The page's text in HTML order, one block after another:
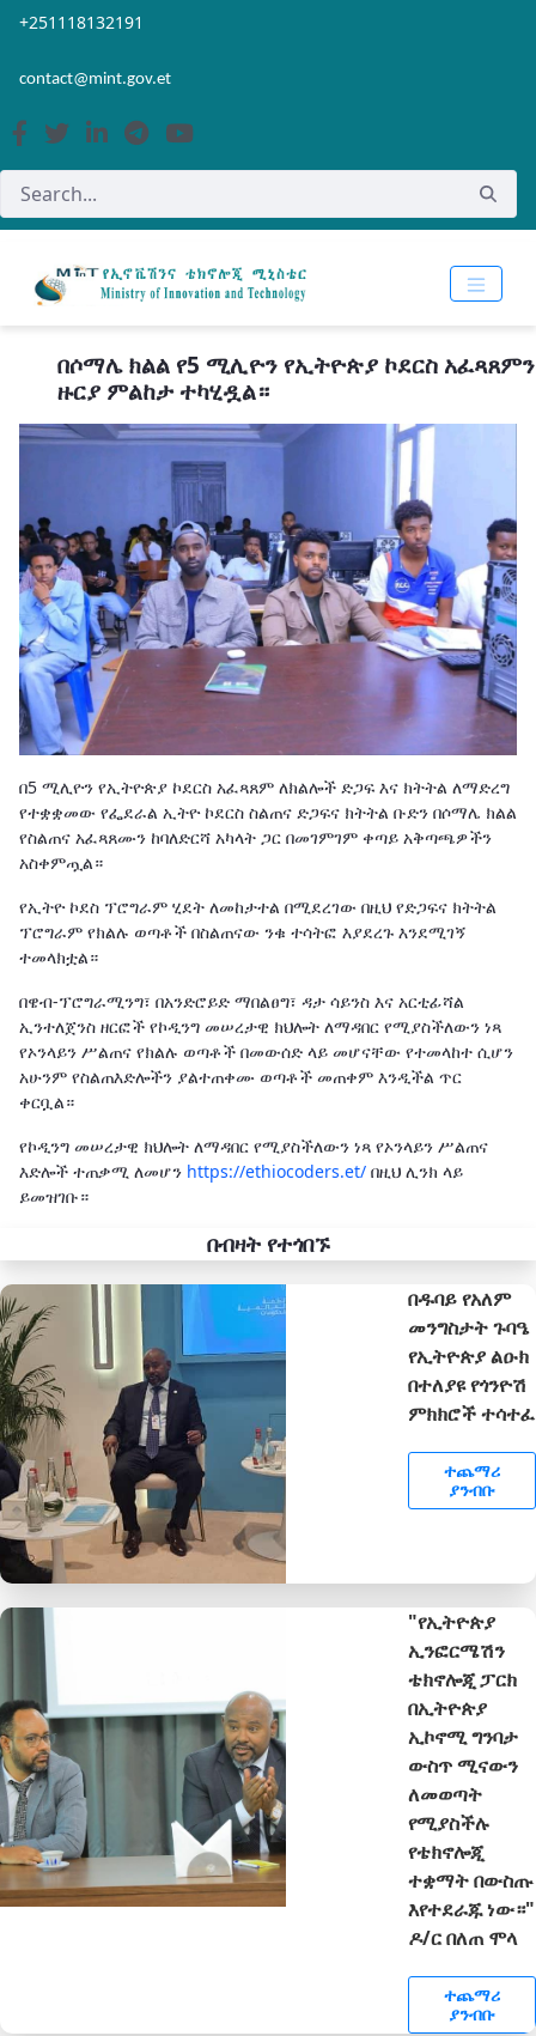
Skip to Main Content
Open Accessibility Menu
+251118132191
contact@mint.gov.et
በሶማሌ ክልል የ5 ሚሊዮን የኢትዮጵያ ኮደርስ አፈጻጸምን
ዙርያ ምልከታ ተካሂዷል።
በ5 ሚሊዮን የኢትዮጵያ ኮደርስ አፈጻጸም ለክልሎች ድጋፍ እና ክትትል ለማድረግ
የተቋቋመው የፌደራል ኢትዮ ኮደርስ ስልጠና ድጋፍና ክትትል ቡድን በሶማሌ ክልል
የስልጠና አፈጻጸሙን ከባለድርሻ አካላት ጋር በመገምገም ቀጣይ አቅጣጫዎችን
አስቀምጧል።
የኢትዮ ኮደስ ፕሮግራም ሂደት ለመከታተል በሚደረገው በዚህ የድጋፍና ክትትል
ፕሮግራም የክልሉ ወጣቶች በስልጠናው ንቁ ተሳትፎ እያደረጉ እንደሚገኝ
ተመላክቷል።
በዌብ-ፕሮግራሚንግ፣ በአንድሮይድ ማበልፀግ፣ ዳታ ሳይንስ እና አርቲፊሻል
ኢንተለጀንስ ዘርፎች የኮዲንግ መሠረታዊ ክህሎት ለማዳበር የሚያስችለውን ነጻ
የኦንላይን ሥልጠና የክልሉ ወጣቶች በመውሰድ ላይ መሆናቸው የተመላከተ ሲሆን
አሁንም የስልጠእድሎችን ያልተጠቀሙ ወጣቶች መጠቀም እንዲችል ጥር
ቀርቧል።
የኮዲንግ መሠረታዊ ክህሎት ለማዳበር የሚያስችለውን ነጻ የኦንላይን ሥልጠና
እድሎች ተጠቃሚ ለመሆን https://ethiocoders.et/ በዚህ ሊንክ ላይ
ይመዝገቡ።
በብዛት የተጎበኙ
በዱባይ የአለም
መንግስታት ጉባዔ
የኢትዮጵያ ልዑክ
በተለያዩ የጎንዮሽ
ምክክሮች ተሳተፈ
ተጨማሪ
ያንብቡ
"የኢትዮጵያ
ኢንፎርሜሽን
ቴክኖሎጂ ፓርክ
በኢትዮጵያ
ኢኮኖሚ ግንባታ
ውስጥ ሚናውን
ለመወጣት
የሚያስችሉ
የቴክኖሎጂ
ተቋማት በውስጡ
እየተደራጁ ነው።"
ዶ/ር በለጠ ሞላ
ተጨማሪ
ያንብቡ